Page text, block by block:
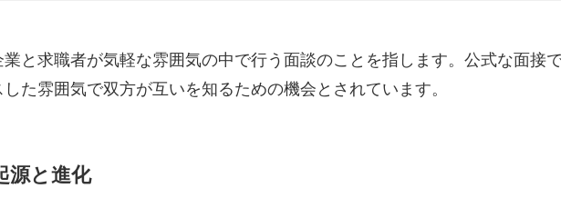
と求職者が気軽な雰囲気の中で行う面談のことを指します。公式な面接
た雰囲気で双方が互いを知るための機会とされています。
源と進化